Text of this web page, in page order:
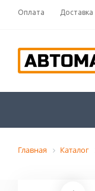
Оплата Доставка
Главная Каталог